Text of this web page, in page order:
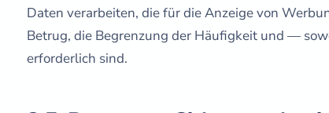
Daten verarbeiten, die für die Anzeige von
Betrug, die Begrenzung der Häufigkeit und —
erforderlich sind.